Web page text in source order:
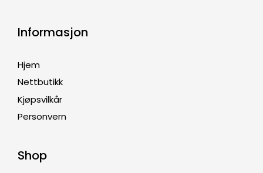
Informasjon
Hjem
Nettbutikk
Kjøpsvilkår
Personvern
Shop